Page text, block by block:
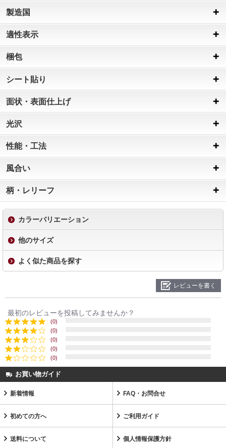
製造国
適性表示
梱包
シート貼り
面状・表面仕上げ
光沢
性能・工法
風合い
柄・レリーフ
カラーバリエーション
他のサイズ
よく似た商品を探す
レビューを書く
最初のレビューを投稿してみませんか？
(0)
(0)
(0)
(0)
(0)
お買い物ガイド
新着情報 FAQ・お問合せ
初めての方へ ご利用ガイド
送料について 個人情報保護方針